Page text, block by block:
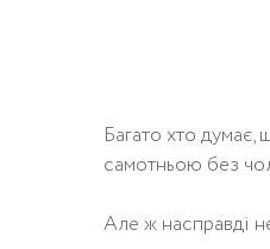
Багато хто
самотньою без
Але ж насправді